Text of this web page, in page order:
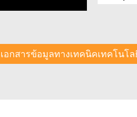
อกสารข้อมูลทางเทคนิคเทคโนโ